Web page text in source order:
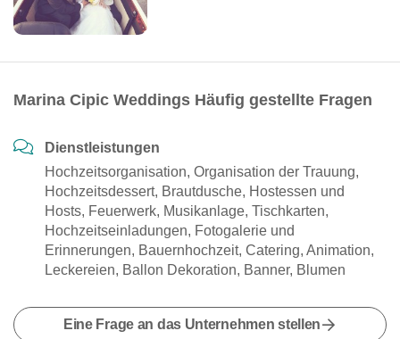
Marina Cipic Weddings Häufig gestellte Fragen
Dienstleistungen
Hochzeitsorganisation, Organisation der Trauung,
Hochzeitsdessert, Brautdusche, Hostessen und
Hosts, Feuerwerk, Musikanlage, Tischkarten,
Hochzeitseinladungen, Fotogalerie und
Erinnerungen, Bauernhochzeit, Catering, Animation,
Leckereien, Ballon Dekoration, Banner, Blumen
Eine Frage an das Unternehmen stellen